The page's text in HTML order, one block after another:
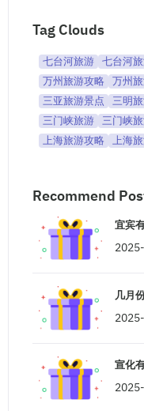
Tag Clouds
七台河旅游 七台河
万州旅游攻略
万州
三亚旅游景点
三明
三门峡旅游
三门峡
上海旅游攻略
上海
Recommend
宜宾
几月
宣化